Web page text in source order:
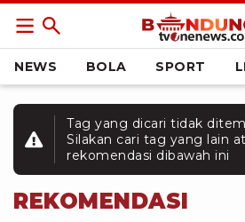
NEWS BOLA SPORT
Tag yang dicari tidak
Silakan cari tag yang lain
rekomendasi dibawah ini
REKOMENDASI